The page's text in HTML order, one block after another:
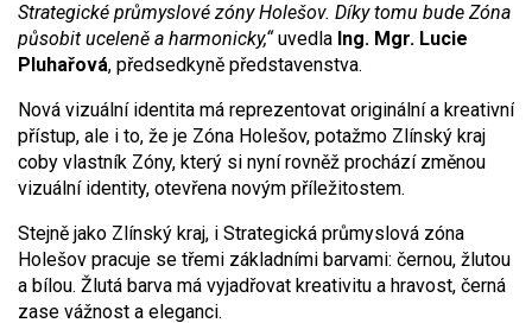
Strategické průmyslové zóny Holešov. Díky tomu bude Zóna
působit uceleně a harmonicky,“uvedla Ing. Mgr. Lucie
Pluhařová, předsedkyně představenstva.
Nová vizuální identita má reprezentovat originální a kreativní
přístup, ale i to, že je Zóna Holešov, potažmo Zlínský kraj
coby vlastník Zóny, který si nyní rovněž prochází změnou
vizuální identity, otevřena novým příležitostem.
Stejně jako Zlínský kraj, i Strategická průmyslová zóna
Holešov pracuje se třemi základními barvami: černou, žlutou
a bílou. Žlutá barva má vyjadřovat kreativitu a hravost, černá
zase vážnost a eleganci.